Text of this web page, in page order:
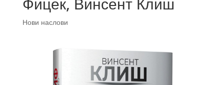
Нови наслови